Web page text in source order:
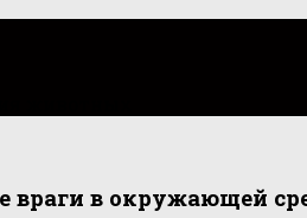
враги в окружающей